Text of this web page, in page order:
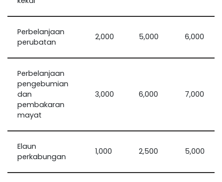
Perbelanjaan
perubatan
2,000 5,000 6,000
Perbelanjaan
pengebumian
dan
pembakaran
mayat
3,000 6,000 7,000
Elaun
perkabungan
1,000 2,500 5,000